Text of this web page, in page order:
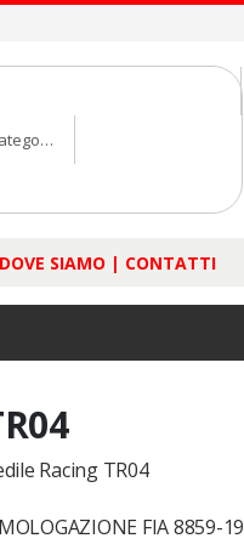
DOVE SIAMO | CONTATTI
Racing TR04
FIA 8859-